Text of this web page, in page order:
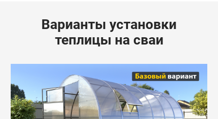
Варианты установки
теплицы на сваи